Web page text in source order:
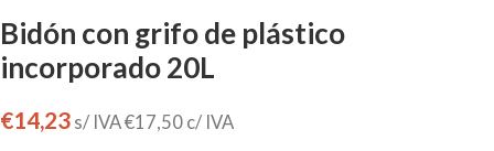
Bidón con grifo de plástico
incorporado 20L
€14,23 s/ IVA€17,50 c/ IVA